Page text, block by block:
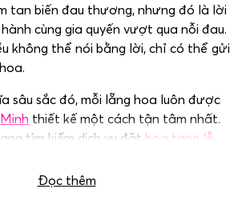
tan biến đau thương, nhưng đó là lời
cùng gia quyến vượt qua nỗi đau.
không thể nói bằng lời, chỉ có thể gửi
sâu sắc đó, mỗi lẵng hoa luôn được
thiết kế một cách tận tâm nhất.
tìm kiếm dịch vụ đặt hoa tang lễ
Đọc thêm